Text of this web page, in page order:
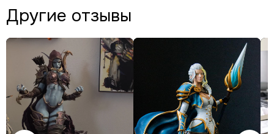
Другие отзывы